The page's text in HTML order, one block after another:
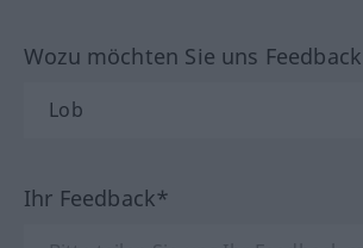
Wozu möchten Sie uns
Ihr Feedback*